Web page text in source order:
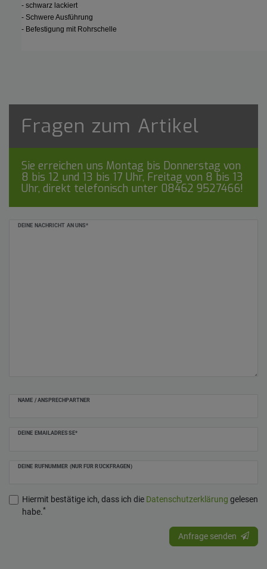
- schwarz lackiert
- Schwere Ausführung
- Befestigung mit Rohrschelle
Fragen zum Artikel
Sie erreichen uns Montag bis Donnerstag von
8 bis 12 und 13 bis 17 Uhr, Freitag von 8 bis 13
Uhr, direkt telefonisch unter 08462 9527466!
DEINE NACHRICHT AN UNS*
NAME / ANSPRECHPARTNER
DEINE EMAILADRESSE*
DEINE RUFNUMMER (NUR FÜR RÜCKFRAGEN)
Hiermit bestätige ich, dass ich die Daten­schutz­erklärung gelesen
habe.*
Ceres::Template.mailFormHoneypotLabel
Anfrage senden